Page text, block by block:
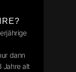
dann
Jahre alt